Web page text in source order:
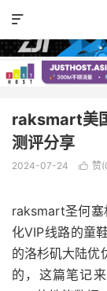

VPS消息
raksmart美
测评分享
2024-07-24  赞(
raksmart圣何塞
化VIP线路的童
的洛杉矶大陆优
的，这篇笔记